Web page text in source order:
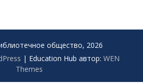
общество, 2026
| Education Hub автор: WEN
Themes